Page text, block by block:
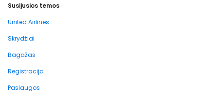
Susijusios temos
United Airlines
Skrydžiai
Bagažas
Registracija
Paslaugos